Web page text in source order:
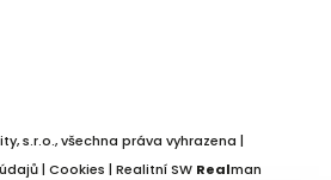
s.r.o., všechna práva vyhrazena |
| Cookies | Realitní SW Realman